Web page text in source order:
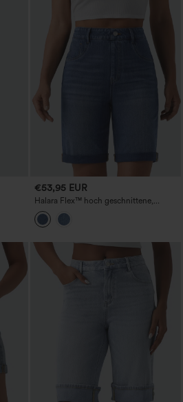
€53,95 EUR
Halara Flex™ hoch geschnittene,
bauchformende Jeans-Shorts aus
gewaschenem Denim mit
umgekrempeltem Saum und Taschen